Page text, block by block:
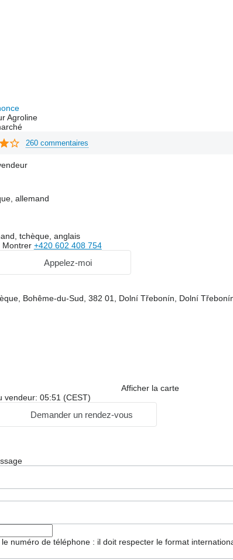
Agroline
260 commentaires
allemand
tchèque, anglais
Montrer +420 602 408 754
Appelez-moi
Bohême-du-Sud, 382 01, Dolní Třebonín, Dolní
Afficher la carte
vendeur: 05:51 (CEST)
Demander un rendez-vous
numéro de téléphone : il doit respecter le format